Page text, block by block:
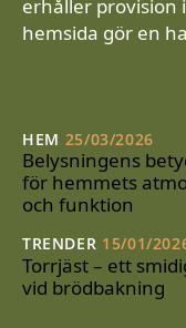
erhåller provision
hemsida gör en
HEM 25/03/2026
Belysningens
för hemmets
och funktion
TRENDER 15/01/
Torrjäst – ett
vid brödbakning